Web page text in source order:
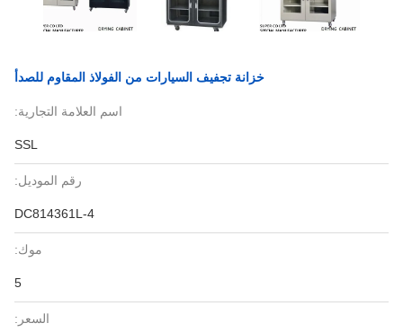
خزانة تجفيف السيارات من الفولاذ المقاوم للصدأ
اسم العلامة التجارية:
SSL
رقم الموديل:
DC814361L-4
موك:
5
السعر: